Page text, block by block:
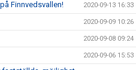
Finnvedsvallen! 2020-09-13 16:33
2020-09-09 10:26
2020-09-08 09:24
2020-09-06 15:53